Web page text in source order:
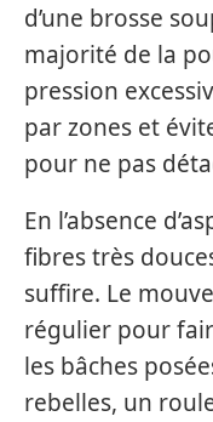
d’une brosse
majorité de la
pression
par zones et
pour ne pas
En l’absence
fibres très
suffire. Le
régulier pour
les bâches
rebelles, un